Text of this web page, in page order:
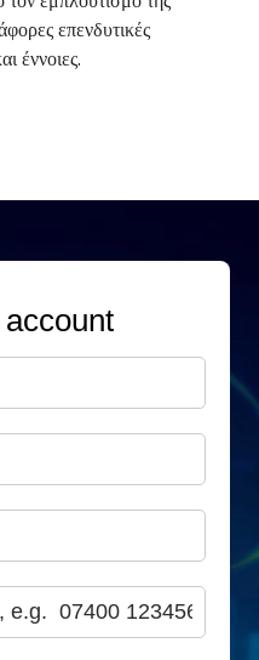
επενδυτικές
έννοιες.